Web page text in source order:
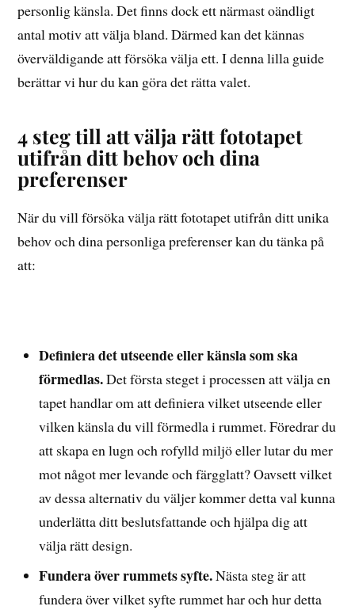
personlig känsla. Det finns dock ett närmast oändligt
antal motiv att välja bland. Därmed kan det kännas
överväldigande att försöka välja ett. I denna lilla guide
berättar vi hur du kan göra det rätta valet.
4 steg till att välja rätt fototapet
utifrån ditt behov och dina
preferenser
När du vill försöka välja rätt fototapet utifrån ditt unika
behov och dina personliga preferenser kan du tänka på
att:
Definiera det utseende eller känsla som ska
förmedlas.Det första steget i processen att välja en
tapet handlar om att definiera vilket utseende eller
vilken känsla du vill förmedla i rummet. Föredrar du
att skapa en lugn och rofylld miljö eller lutar du mer
mot något mer levande och färgglatt? Oavsett vilket
av dessa alternativ du väljer kommer detta val kunna
underlätta ditt beslutsfattande och hjälpa dig att
välja rätt design.
Fundera över rummets syfte.Nästa steg är att
fundera över vilket syfte rummet har och hur detta